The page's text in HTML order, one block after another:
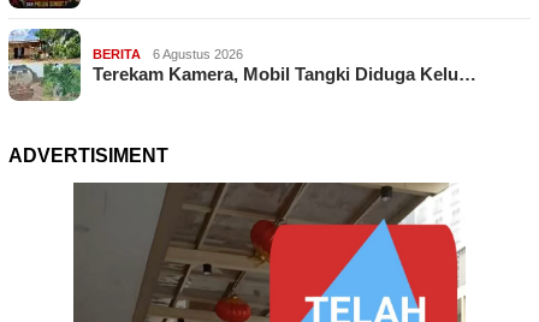
BERITA 6 Agustus 2026
Terekam Kamera, Mobil Tangki Diduga Kelu…
ADVERTISIMENT